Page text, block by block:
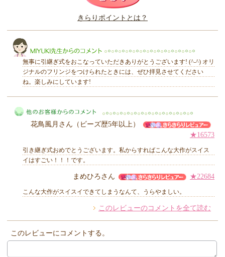
このレビューは参考になりましたか？
きらりポイントとは？
MIYUKI先生からのコメント
無事に引継ぎ式をおこなっていただきありがとうございます! (^-^) オリ
ジナルのフリンジをつけられたときには、ぜひ拝見させてください
ね。楽しみにしています!
他のお客様からのコメント
花鳥風月さん（ビーズ歴5年以上）
★16573
引き継ぎ式おめでとうございます。私からすればこんな大作がスイス
イはすごい！！！です。
まめひろさん ★22684
こんな大作がスイスイできてしまうなんて、うらやましい。
このレビューのコメントを全て読む
このレビューにコメントする。